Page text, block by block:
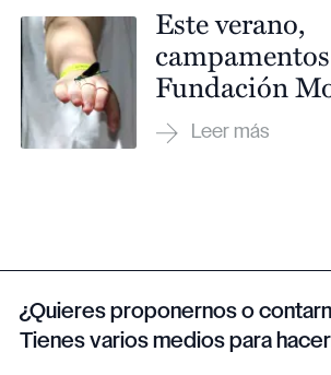
Este verano,
Fundación
¿Quieres proponernos o
Tienes varios medios para